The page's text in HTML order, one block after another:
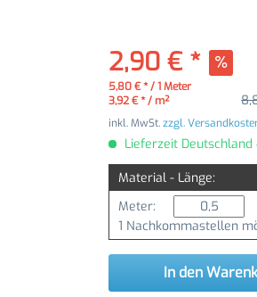
2,90 € *
5,80 € * / 1 Meter
3,92 € * / m²
inkl. MwSt.zzgl.
Lieferzeit Deutschland
Material - Länge:
Meter:
1 Nachkommastellen
In den